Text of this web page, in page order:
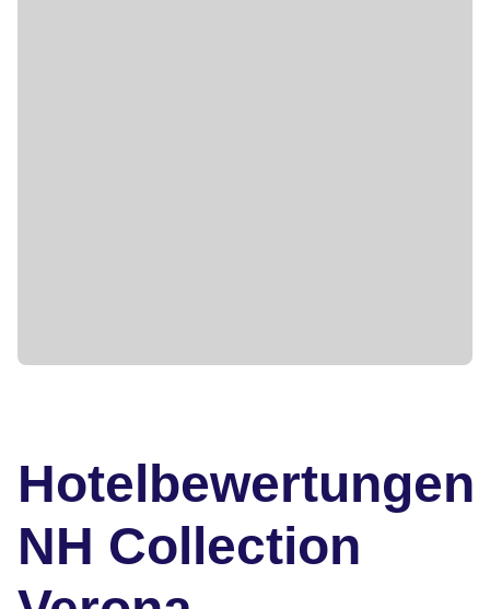
Hotelbewertungen
NH Collection